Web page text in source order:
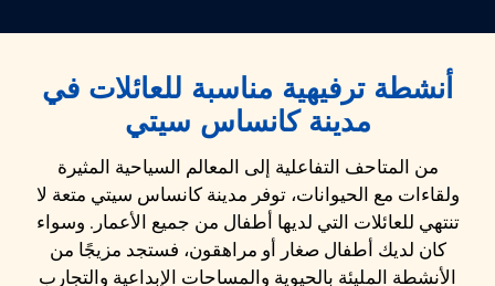
أنشطة ترفيهية مناسبة للعائلات في
مدينة كانساس سيتي
من المتاحف التفاعلية إلى المعالم السياحية المثيرة
ولقاءات مع الحيوانات، توفر مدينة كانساس سيتي متعة لا
تنتهي للعائلات التي لديها أطفال من جميع الأعمار. وسواء
كان لديك أطفال صغار أو مراهقون، فستجد مزيجًا من
الأنشطة المليئة بالحيوية والمساحات الإبداعية والتجارب